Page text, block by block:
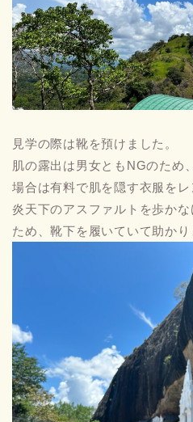
見学の際は靴を預けました。
肌の露出は男女ともNGのため
場合は有料で肌を隠す衣服をレ
炎天下のアスファルトを歩か
ため、靴下を履いていて助かり